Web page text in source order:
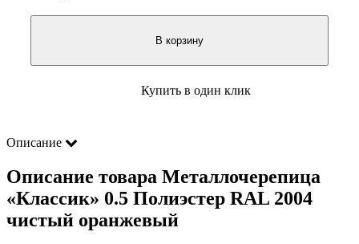
В корзину
Купить в один клик
Описание
Описание товара Металлочерепица
«Классик» 0.5 Полиэстер RAL 2004
чистый оранжевый